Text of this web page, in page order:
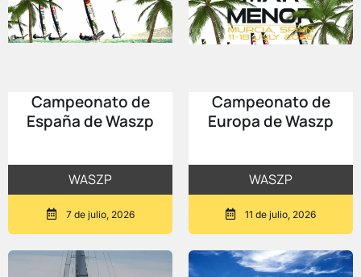
Campeonato de
España de Waszp
WASZP
7 de julio, 2026
Campeonato de
Europa de Waszp
WASZP
11 de julio, 2026